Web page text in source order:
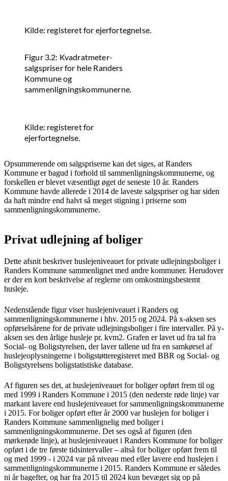
Kilde: registeret for ejerfortegnelse.
Figur 3.2: Kvadratmeter-
salgspriser for hele Randers
Kommune og
sammenligningskommunerne.
Kilde: registeret for
ejerfortegnelse.
Opsummerende om salgspriserne kan det siges, at Randers
Kommune er bagud i forhold til sammenligningskommunerne, og
forskellen er blevet væsentligt øget de seneste 10 år. Randers
Kommune havde allerede i 2014 de laveste salgspriser og har siden
da haft mindre end halvt så meget stigning i priserne som
sammenligningskommunerne.
Privat udlejning af boliger
Dette afsnit beskriver huslejeniveauet for private udlejningsboliger i
Randers Kommune sammenlignet med andre kommuner. Herudover
er der en kort beskrivelse af reglerne om omkostningsbestemt
husleje.
Nedenstående figur viser huslejeniveauet i Randers og
sammenligningskommunerne i hhv. 2015 og 2024. På x-aksen ses
opførselsårene for de private udlejningsboliger i fire intervaller. På y-
aksen ses den årlige husleje pr. kvm2. Grafen er lavet ud fra tal fra
Social- og Boligstyrelsen, der laver tallene ud fra en samkørsel af
huslejeoplysningerne i boligstøtteregisteret med BBR og Social- og
Boligstyrelsens boligstatistiske database.
Af figuren ses det, at huslejeniveauet for boliger opført frem til og
med 1999 i Randers Kommune i 2015 (den nederste røde linje) var
markant lavere end huslejeniveauet for sammenligningskommunerne
i 2015. For boliger opført efter år 2000 var huslejen for boliger i
Randers Kommune sammenlignelig med boliger i
sammenligningskommunerne. Det ses også af figuren (den
mørkerøde linje), at huslejeniveauet i Randers Kommune for boliger
opført i de tre første tidsintervaller – altså for boliger opført frem til
og med 1999 - i 2024 var på niveau med eller lavere end huslejen i
sammenligningskommunerne i 2015. Randers Kommune er således
ni år bagefter, og har fra 2015 til 2024 kun bevæget sig op på